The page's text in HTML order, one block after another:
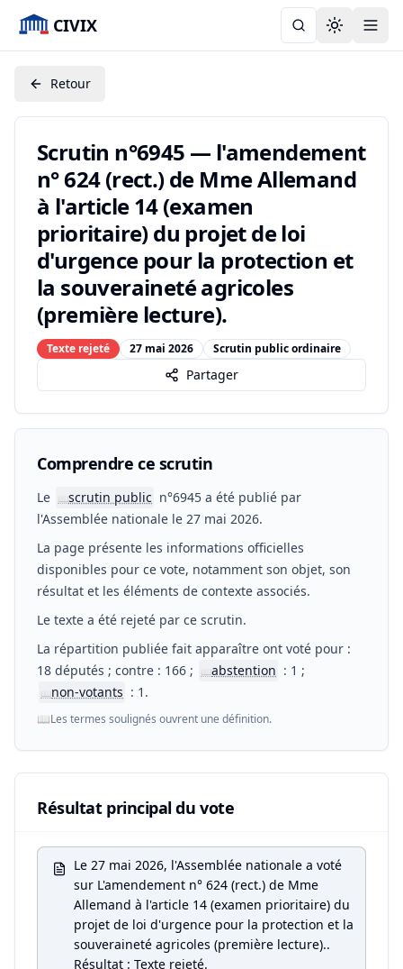
CIVIX Toggle
Retour
Scrutin n°6945 — l'amendement
n° 624 (rect.) de Mme Allemand
à l'article 14 (examen
prioritaire) du projet de loi
d'urgence pour la protection et
la souveraineté agricoles
(première lecture).
Texte rejeté 27 mai 2026 Scrutin public ordinaire
Partager
Comprendre ce scrutin
Le 📖scrutin public n°6945 a été publié par
l'Assemblée nationale le 27 mai 2026.
La page présente les informations officielles
disponibles pour ce vote, notamment son objet, son
résultat et les éléments de contexte associés.
Le texte a été rejeté par ce scrutin.
La répartition publiée fait apparaître ont voté pour :
18 députés ; contre : 166 ;
📖abstention : 1 ;
📖non-votants : 1.
📖Les termes soulignés ouvrent une définition.
Résultat principal du vote
Le 27 mai 2026, l'Assemblée nationale a voté
sur L'amendement n° 624 (rect.) de Mme
Allemand à l'article 14 (examen prioritaire) du
projet de loi d'urgence pour la protection et la
souveraineté agricoles (première lecture)..
Résultat : Texte rejeté.